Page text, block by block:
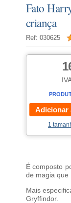
Fato
criança
Ref: 030625
Adicionar
1
É composto
de magia que
Mais
Gryffindor.